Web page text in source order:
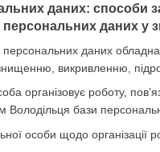
даних: способи
даних у
даних
викривленню,
організовує роботу,
Володільця бази
особи щодо організації